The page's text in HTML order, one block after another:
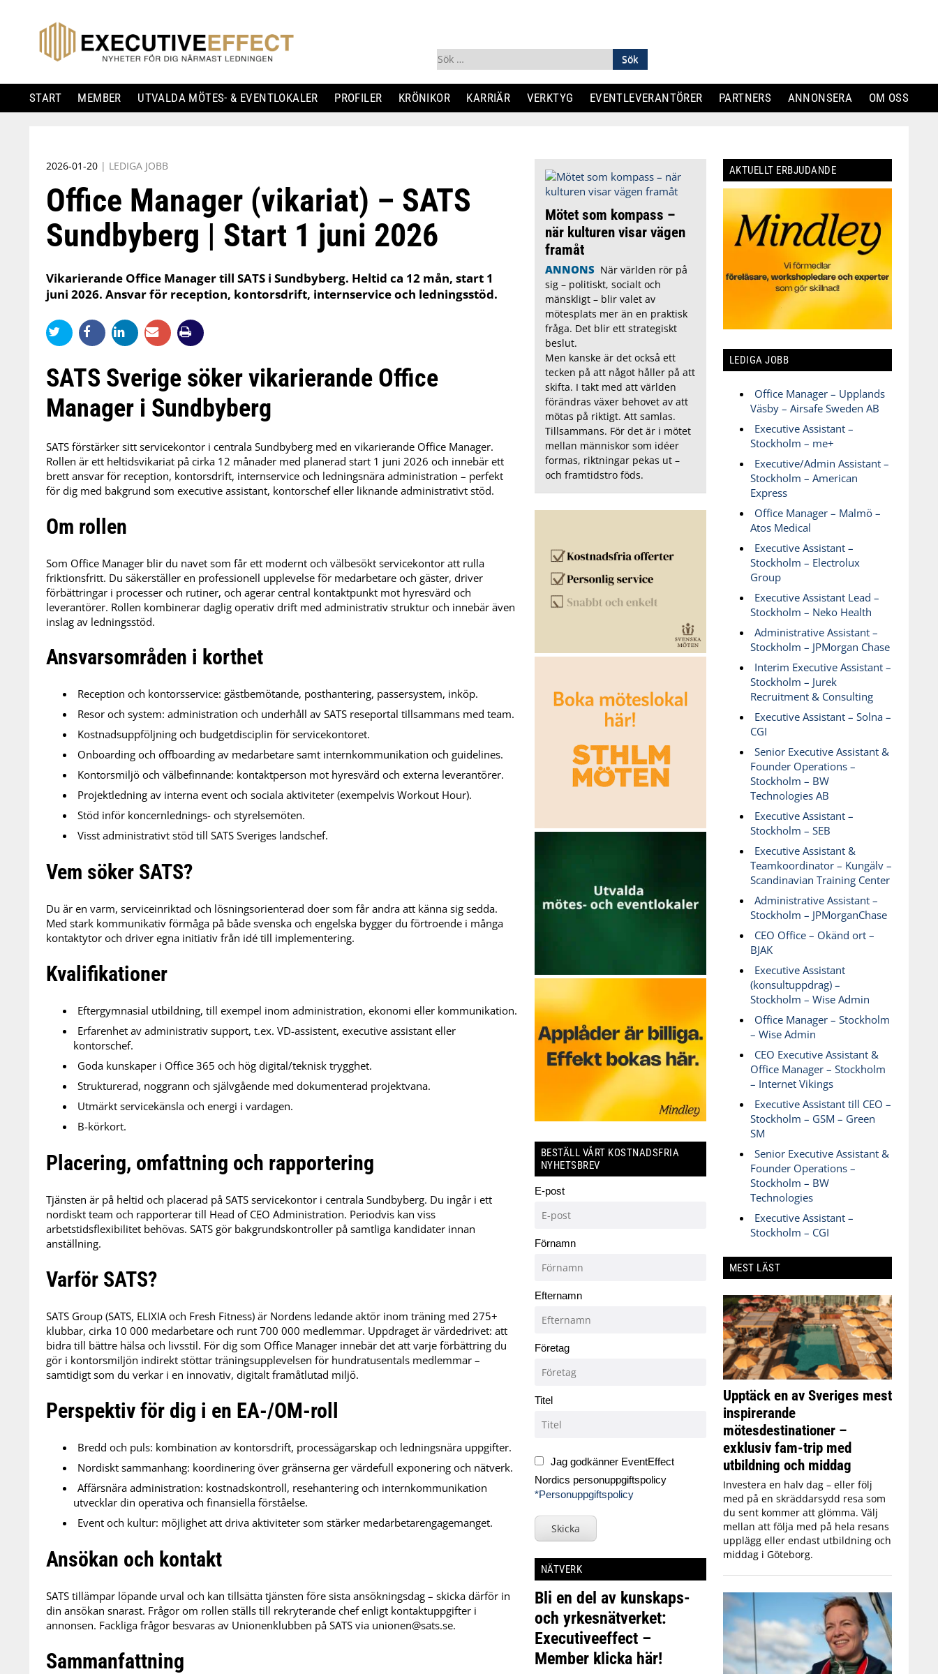
Sök
efter:
START MEMBER UTVALDA MÖTES- & EVENTLOKALER PROFILER KRÖNIKOR KARRIÄR VERKTYG EVENTLEVERANTÖRER PARTNERS ANNONSERA OM OSS
to
2026-01-20 | LEDIGA JOBB
Office Manager (vikariat) – SATS
Sundbyberg | Start 1 juni 2026
Vikarierande Office Manager till SATS i Sundbyberg. Heltid ca 12 mån, start 1
juni 2026. Ansvar för reception, kontorsdrift, internservice och ledningsstöd.
SATS Sverige söker vikarierande Office
Manager i Sundbyberg
SATS förstärker sitt servicekontor i centrala Sundbyberg med en vikarierande Office Manager.
Rollen är ett heltidsvikariat på cirka 12 månader med planerad start 1 juni 2026 och innebär ett
brett ansvar för reception, kontorsdrift, internservice och ledningsnära administration – perfekt
för dig med bakgrund som executive assistant, kontorschef eller liknande administrativt stöd.
Om rollen
Som Office Manager blir du navet som får ett modernt och välbesökt servicekontor att rulla
friktionsfritt. Du säkerställer en professionell upplevelse för medarbetare och gäster, driver
förbättringar i processer och rutiner, och agerar central kontaktpunkt mot hyresvärd och
leverantörer. Rollen kombinerar daglig operativ drift med administrativ struktur och innebär även
inslag av ledningsstöd.
Ansvarsområden i korthet
Reception och kontorsservice: gästbemötande, posthantering, passersystem, inköp.
Resor och system: administration och underhåll av SATS reseportal tillsammans med team.
Kostnadsuppföljning och budgetdisciplin för servicekontoret.
Onboarding och offboarding av medarbetare samt internkommunikation och guidelines.
Kontorsmiljö och välbefinnande: kontaktperson mot hyresvärd och externa leverantörer.
Projektledning av interna event och sociala aktiviteter (exempelvis Workout Hour).
Stöd inför koncernlednings- och styrelsemöten.
Visst administrativt stöd till SATS Sveriges landschef.
Vem söker SATS?
Du är en varm, serviceinriktad och lösningsorienterad doer som får andra att känna sig sedda.
Med stark kommunikativ förmåga på både svenska och engelska bygger du förtroende i många
kontaktytor och driver egna initiativ från idé till implementering.
Kvalifikationer
Eftergymnasial utbildning, till exempel inom administration, ekonomi eller kommunikation.
Erfarenhet av administrativ support, t.ex. VD-assistent, executive assistant eller
kontorschef.
Goda kunskaper i Office 365 och hög digital/teknisk trygghet.
Strukturerad, noggrann och självgående med dokumenterad projektvana.
Utmärkt servicekänsla och energi i vardagen.
B-körkort.
Placering, omfattning och rapportering
Tjänsten är på heltid och placerad på SATS servicekontor i centrala Sundbyberg. Du ingår i ett
nordiskt team och rapporterar till Head of CEO Administration. Periodvis kan viss
arbetstidsflexibilitet behövas. SATS gör bakgrundskontroller på samtliga kandidater innan
anställning.
Varför SATS?
SATS Group (SATS, ELIXIA och Fresh Fitness) är Nordens ledande aktör inom träning med 275+
klubbar, cirka 10 000 medarbetare och runt 700 000 medlemmar. Uppdraget är värdedrivet: att
bidra till bättre hälsa och livsstil. För dig som Office Manager innebär det att varje förbättring du
gör i kontorsmiljön indirekt stöttar träningsupplevelsen för hundratusentals medlemmar –
samtidigt som du verkar i en innovativ, digitalt framåtlutad miljö.
Perspektiv för dig i en EA-/OM-roll
Bredd och puls: kombination av kontorsdrift, processägarskap och ledningsnära uppgifter.
Nordiskt sammanhang: koordinering över gränserna ger värdefull exponering och nätverk.
Affärsnära administration: kostnadskontroll, resehantering och internkommunikation
utvecklar din operativa och finansiella förståelse.
Event och kultur: möjlighet att driva aktiviteter som stärker medarbetarengagemanget.
Ansökan och kontakt
SATS tillämpar löpande urval och kan tillsätta tjänsten före sista ansökningsdag – skicka därför in
din ansökan snarast. Frågor om rollen ställs till rekryterande chef enligt kontaktuppgifter i
annonsen. Fackliga frågor besvaras av Unionenklubben på SATS via unionen@sats.se.
Sammanfattning
Mötet som kompass –
när kulturen visar vägen
framåt
ANNONS När världen rör på
sig – politiskt, socialt och
mänskligt – blir valet av
mötesplats mer än en praktisk
fråga. Det blir ett strategiskt
beslut.
Men kanske är det också ett
tecken på att något håller på att
skifta. I takt med att världen
förändras växer behovet av att
mötas på riktigt. Att samlas.
Tillsammans. För det är i mötet
mellan människor som idéer
formas, riktningar pekas ut –
och framtidstro föds.
BESTÄLL VÅRT KOSTNADSFRIA
NYHETSBREV
E-post
Förnamn
Efternamn
Företag
Titel
Jag godkänner EventEffect
Nordics personuppgiftspolicy
*Personuppgiftspolicy
Skicka
NÄTVERK
Bli en del av kunskaps-
och yrkesnätverket:
Executiveeffect –
Member klicka här!
AKTUELLT ERBJUDANDE
LEDIGA JOBB
Office Manager – Upplands
Väsby – Airsafe Sweden AB
Executive Assistant –
Stockholm – me+
Executive/Admin Assistant –
Stockholm – American
Express
Office Manager – Malmö –
Atos Medical
Executive Assistant –
Stockholm – Electrolux
Group
Executive Assistant Lead –
Stockholm – Neko Health
Administrative Assistant –
Stockholm – JPMorgan Chase
Interim Executive Assistant –
Stockholm – Jurek
Recruitment & Consulting
Executive Assistant – Solna –
CGI
Senior Executive Assistant &
Founder Operations –
Stockholm – BW
Technologies AB
Executive Assistant –
Stockholm – SEB
Executive Assistant &
Teamkoordinator – Kungälv –
Scandinavian Training Center
Administrative Assistant –
Stockholm – JPMorganChase
CEO Office – Okänd ort –
BJAK
Executive Assistant
(konsultuppdrag) –
Stockholm – Wise Admin
Office Manager – Stockholm
– Wise Admin
CEO Executive Assistant &
Office Manager – Stockholm
– Internet Vikings
Executive Assistant till CEO –
Stockholm – GSM – Green
SM
Senior Executive Assistant &
Founder Operations –
Stockholm – BW
Technologies
Executive Assistant –
Stockholm – CGI
MEST LÄST
Upptäck en av Sveriges mest
inspirerande
mötesdestinationer –
exklusiv fam-trip med
utbildning och middag
Investera en halv dag – eller följ
med på en skräddarsydd resa som
du sent kommer att glömma. Välj
mellan att följa med på hela resans
upplägg eller endast utbildning och
middag i Göteborg.